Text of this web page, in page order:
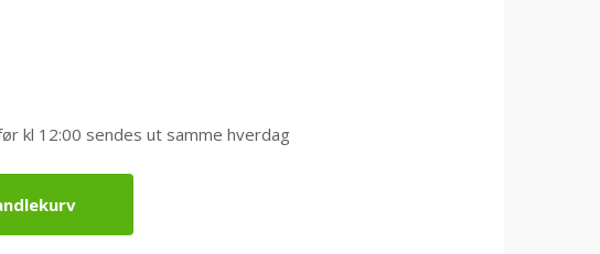
kl 12:00 sendes ut samme hverdag